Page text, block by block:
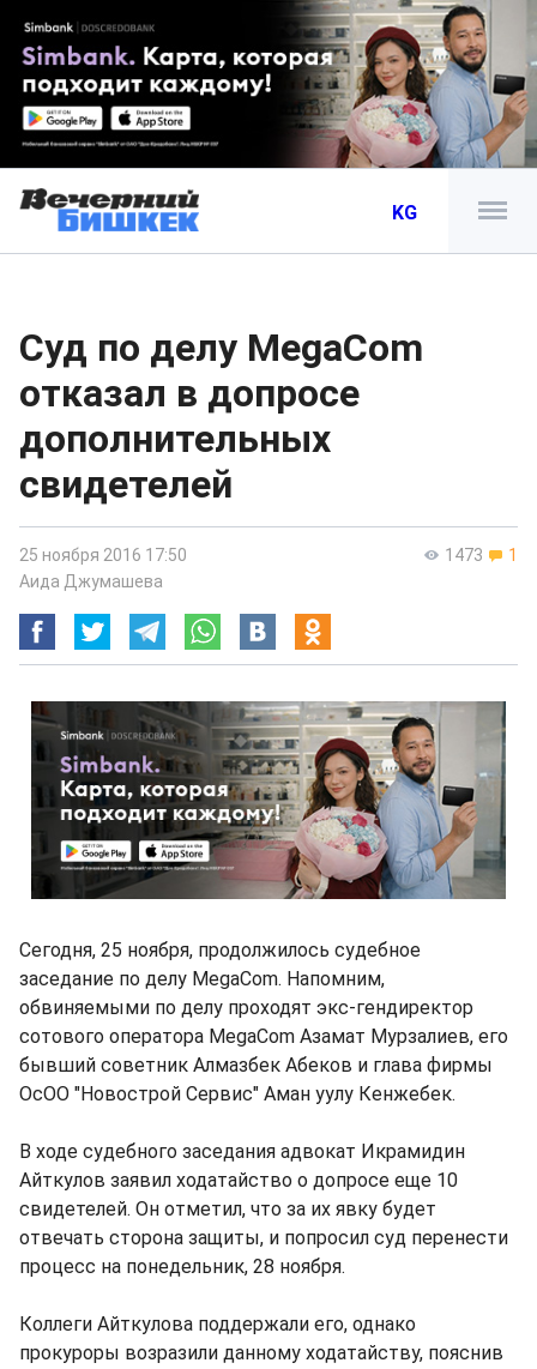
KG
Суд по делу MegaCom
отказал в допросе
дополнительных
свидетелей
1473 1
25 ноября 2016 17:50
Аида Джумашева
Сегодня, 25 ноября, продолжилось судебное
заседание по делу MegaCom. Напомним,
обвиняемыми по делу проходят экс-гендиректор
сотового оператора MegaCom Азамат Мурзалиев, его
бывший советник Алмазбек Абеков и глава фирмы
ОсОО "Новострой Сервис" Аман уулу Кенжебек.
В ходе судебного заседания адвокат Икрамидин
Айткулов заявил ходатайство о допросе еще 10
свидетелей. Он отметил, что за их явку будет
отвечать сторона защиты, и попросил суд перенести
процесс на понедельник, 28 ноября.
Коллеги Айткулова поддержали его, однако
прокуроры возразили данному ходатайству, пояснив